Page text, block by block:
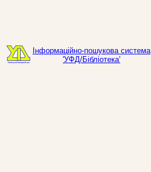
Інформаційно-пошукова система
'УФД/Бібліотека'